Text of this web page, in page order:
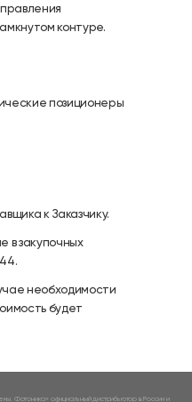
контуре.
позиционеры
к Заказчику.
в закупочных
необходимости
будет
Фотоника» официальный дистрибьютор в России и